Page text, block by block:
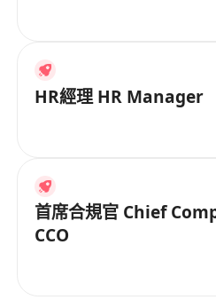
HR經理 HR Manager
首席合規官 Chief Compliance Officer /
CCO